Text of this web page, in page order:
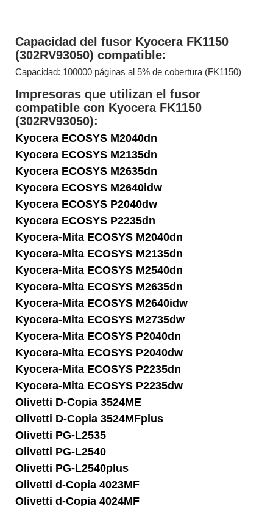
Capacidad del fusor Kyocera FK1150
(302RV93050) compatible:
Capacidad: 100000 páginas al 5% de cobertura (FK1150)
Impresoras que utilizan el fusor
compatible con Kyocera FK1150
(302RV93050):
Kyocera ECOSYS M2040dn
Kyocera ECOSYS M2135dn
Kyocera ECOSYS M2635dn
Kyocera ECOSYS M2640idw
Kyocera ECOSYS P2040dw
Kyocera ECOSYS P2235dn
Kyocera-Mita ECOSYS M2040dn
Kyocera-Mita ECOSYS M2135dn
Kyocera-Mita ECOSYS M2540dn
Kyocera-Mita ECOSYS M2635dn
Kyocera-Mita ECOSYS M2640idw
Kyocera-Mita ECOSYS M2735dw
Kyocera-Mita ECOSYS P2040dn
Kyocera-Mita ECOSYS P2040dw
Kyocera-Mita ECOSYS P2235dn
Kyocera-Mita ECOSYS P2235dw
Olivetti D-Copia 3524ME
Olivetti D-Copia 3524MFplus
Olivetti PG-L2535
Olivetti PG-L2540
Olivetti PG-L2540plus
Olivetti d-Copia 4023MF
Olivetti d-Copia 4024MF